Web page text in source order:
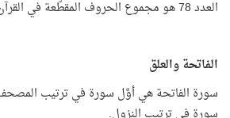
العدد 78 هو مجموع الحروف المقطّعة في القرآن!
الفاتحة والعلق
سورة الفاتحة هي أوَّل سورة في ترتيب